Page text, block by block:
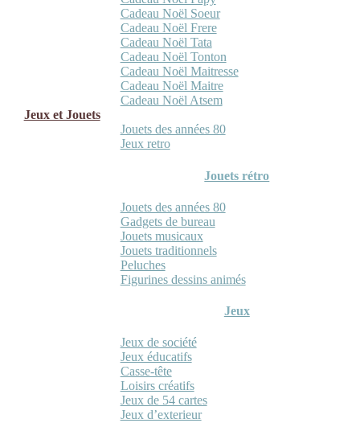
Cadeau Noël Soeur
Cadeau Noël Frere
Cadeau Noël Tata
Cadeau Noël Tonton
Cadeau Noël Maitresse
Cadeau Noël Maitre
Cadeau Noël Atsem
Jeux et Jouets
Jouets des années 80
Jeux retro
Jouets rétro
Jouets des années 80
Gadgets de bureau
Jouets musicaux
Jouets traditionnels
Peluches
Figurines dessins animés
Jeux
Jeux de société
Jeux éducatifs
Casse-tête
Loisirs créatifs
Jeux de 54 cartes
Jeux d’exterieur